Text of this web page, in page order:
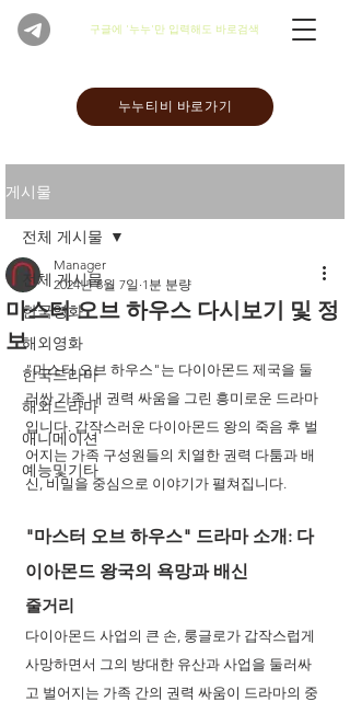
​구글에 '누누'만 입력해도 바로검색
누누티비 바로가기
게시물
전체 게시물
한국영화
해외영화
한국드라마
해외드라마
애니메이션
예능및기타
전체 게시물
마스터 오브 하우스 다시보기 및 정
보
Manager
2024년 8월 7일 1분 분량
"마스터 오브 하우스"는 다이아몬드 제국을 둘
러싼 가족 내 권력 싸움을 그린 흥미로운 드라마
입니다. 갑작스러운 다이아몬드 왕의 죽음 후 벌
어지는 가족 구성원들의 치열한 권력 다툼과 배
신, 비밀을 중심으로 이야기가 펼쳐집니다.
"마스터 오브 하우스" 드라마 소개: 다
이아몬드 왕국의 욕망과 배신
줄거리
다이아몬드 사업의 큰 손, 룽글로가 갑작스럽게
사망하면서 그의 방대한 유산과 사업을 둘러싸
고 벌어지는 가족 간의 권력 싸움이 드라마의 중